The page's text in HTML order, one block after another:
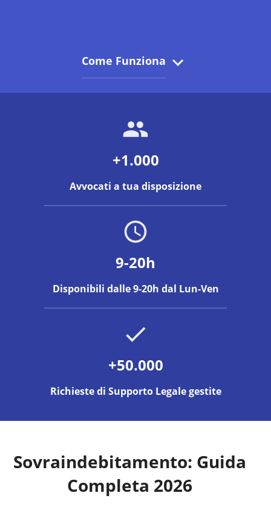
Come Funziona
+1.000
Avvocati a tua disposizione
9-20h
Disponibili dalle 9-20h dal Lun-Ven
+50.000
Richieste di Supporto Legale gestite
Sovraindebitamento: Guida
Completa 2026